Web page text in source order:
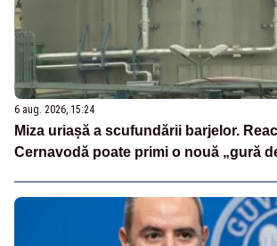
6 aug. 2026, 15:24
Miza uriașă a scufundării barjelor.
Cernavodă poate primi o nouă „gură